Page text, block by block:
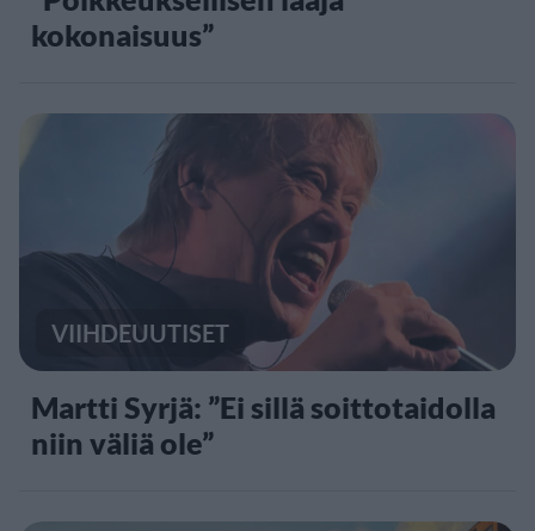
kokonaisuus”
VIIHDEUUTISET
Martti Syrjä: ”Ei sillä soittotaidolla
niin väliä ole”